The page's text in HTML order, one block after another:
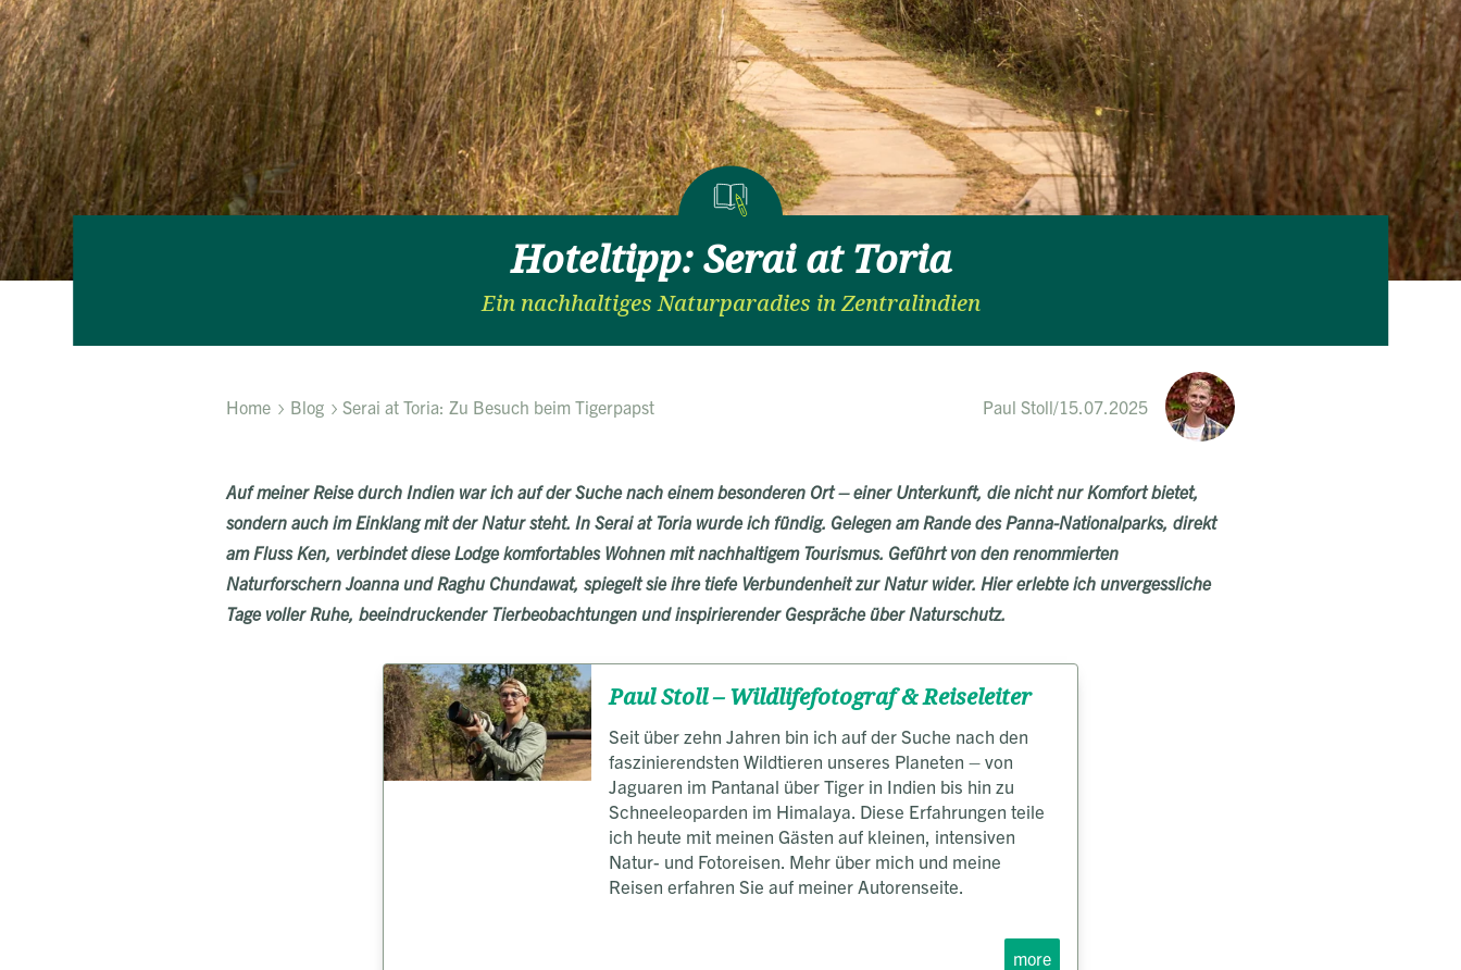
Hoteltipp: Serai at Toria
Ein nachhaltiges Naturparadies in Zentralindien
Home Blog Serai at Toria: Zu Besuch beim Tigerpapst Paul Stoll/15.07.2025
Auf meiner Reise durch Indien war ich auf der Suche nach einem besonderen Ort – einer Unterkunft, die nicht nur Komfort bietet,
sondern auch im Einklang mit der Natur steht. In Serai at Toria wurde ich fündig. Gelegen am Rande des Panna-Nationalparks, direkt
am Fluss Ken, verbindet diese Lodge komfortables Wohnen mit nachhaltigem Tourismus. Geführt von den renommierten
Naturforschern Joanna und Raghu Chundawat, spiegelt sie ihre tiefe Verbundenheit zur Natur wider. Hier erlebte ich unvergessliche
Tage voller Ruhe, beeindruckender Tierbeobachtungen und inspirierender Gespräche über Naturschutz.
Paul Stoll – Wildlifefotograf & Reiseleiter
Seit über zehn Jahren bin ich auf der Suche nach den
faszinierendsten Wildtieren unseres Planeten – von
Jaguaren im Pantanal über Tiger in Indien bis hin zu
Schneeleoparden im Himalaya. Diese Erfahrungen teile
ich heute mit meinen Gästen auf kleinen, intensiven
Natur- und Fotoreisen. Mehr über mich und meine
Reisen erfahren Sie auf meiner Autorenseite.
more